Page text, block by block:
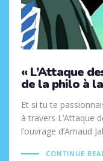
« L’Attaque
de la philo à
Et si tu te
à travers L’Attaque
l’ouvrage d’Arnaud
CONTINUE